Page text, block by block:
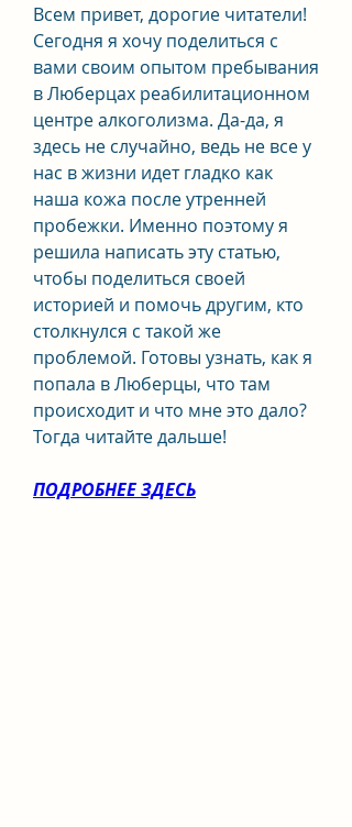
Всем привет, дорогие читатели!
Сегодня я хочу поделиться с
вами своим опытом пребывания
в Люберцах реабилитационном
центре алкоголизма. Да-да, я
здесь не случайно, ведь не все у
нас в жизни идет гладко как
наша кожа после утренней
пробежки. Именно поэтому я
решила написать эту статью,
чтобы поделиться своей
историей и помочь другим, кто
столкнулся с такой же
проблемой. Готовы узнать, как я
попала в Люберцы, что там
происходит и что мне это дало?
Тогда читайте дальше!
ПОДРОБНЕЕ ЗДЕСЬ